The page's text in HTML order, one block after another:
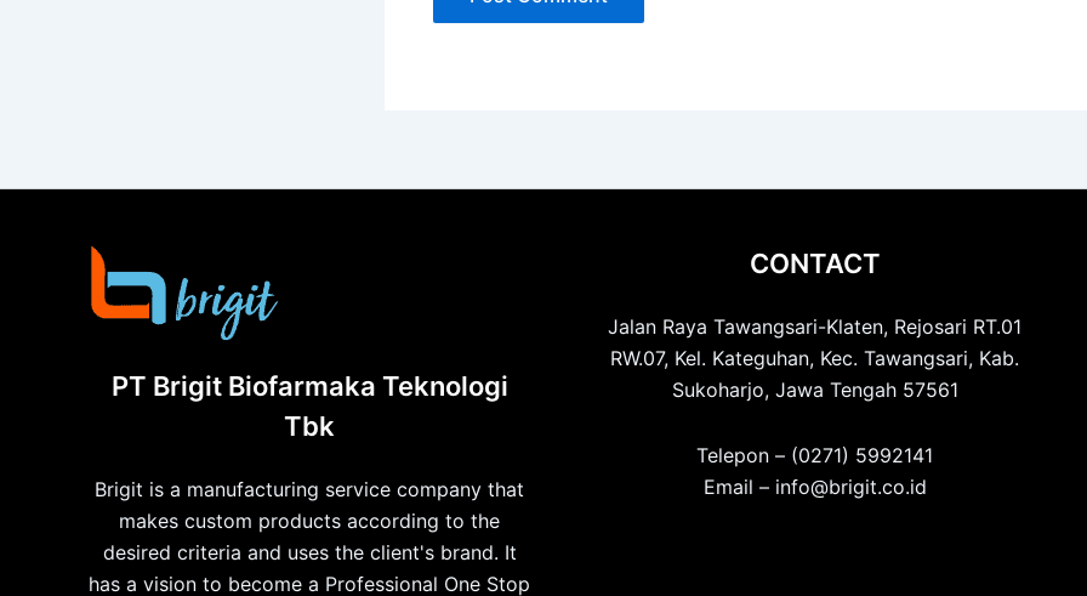
PT Brigit Biofarmaka Teknologi
Tbk
Brigit is a manufacturing service company that
makes custom products according to the
desired criteria and uses the client's brand. It
has a vision to become a Professional One Stop
CONTACT
Jalan Raya Tawangsari-Klaten, Rejosari RT.01
RW.07, Kel. Kateguhan, Kec. Tawangsari, Kab.
Sukoharjo, Jawa Tengah 57561
Telepon – (0271) 5992141
Email – info@brigit.co.id